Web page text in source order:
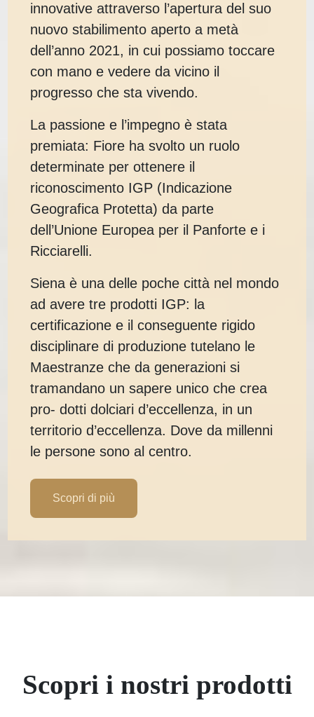
innovative attraverso l’apertura del suo
nuovo stabilimento aperto a metà
dell’anno 2021, in cui possiamo toccare
con mano e vedere da vicino il
progresso che sta vivendo.
La passione e l’impegno è stata
premiata: Fiore ha svolto un ruolo
determinate per ottenere il
riconoscimento IGP (Indicazione
Geografica Protetta) da parte
dell’Unione Europea per il Panforte e i
Ricciarelli.
Siena è una delle poche città nel mondo
ad avere tre prodotti IGP: la
certificazione e il conseguente rigido
disciplinare di produzione tutelano le
Maestranze che da generazioni si
tramandano un sapere unico che crea
pro- dotti dolciari d’eccellenza, in un
territorio d’eccellenza. Dove da millenni
le persone sono al centro.
Scopri di più
Scopri i nostri prodotti